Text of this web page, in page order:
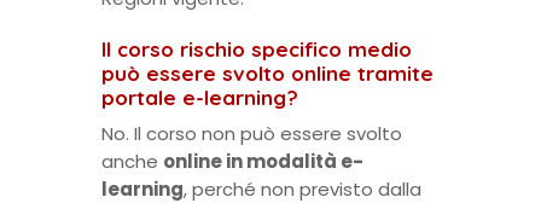
Il corso rischio specifico medio
può essere svolto online tramite
portale e-learning?
No. Il corso non può essere svolto
anche online in modalità e-
learning, perché non previsto dalla